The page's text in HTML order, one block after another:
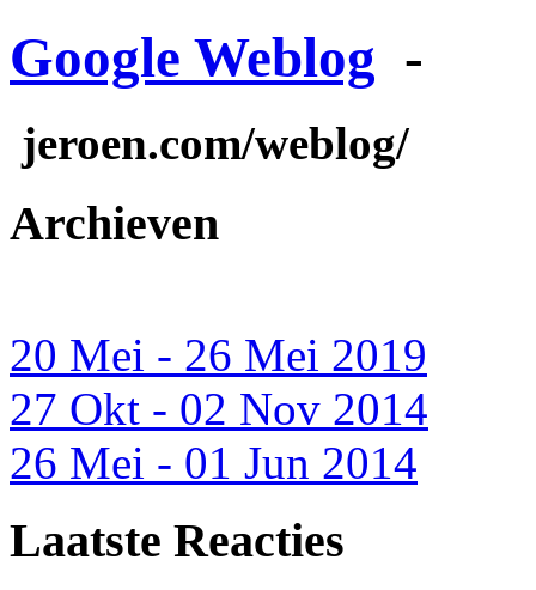
Google Weblog -
jeroen.com/weblog/
Archieven
20 Mei - 26 Mei 2019
27 Okt - 02 Nov 2014
26 Mei - 01 Jun 2014
Laatste Reacties